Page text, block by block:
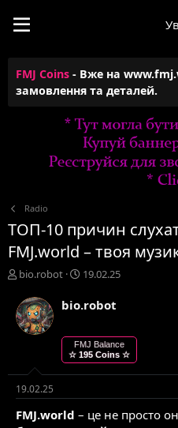
FMJ Coins - Вже на
замовлення та деталей.
Radio
ТОП-10 причин
FMJ.world – твоя
А
т
о
р
м
и
bio.robot
Д
т
т
в
о
е
н
19.02.25
bio.robot
FMJ Balance
☆ 195 Coins ☆
19.02.25
FMJ.world – це не просто